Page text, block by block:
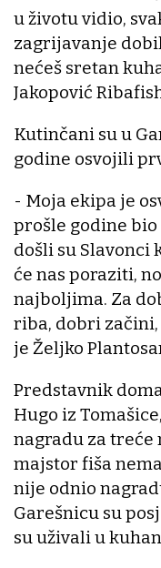
u životu vidio,
zagrijavanje
nećeš sretan
Jakopović
Kutinčani su u
godine osvojili
- Moja ekipa je
prošle godine
došli su Slavonci
će nas poraziti,
najboljima. Za
riba, dobri
je Željko
Predstavnik
Hugo iz
nagradu za treće
majstor fiša
nije odnio
Garešnicu su
su uživali u